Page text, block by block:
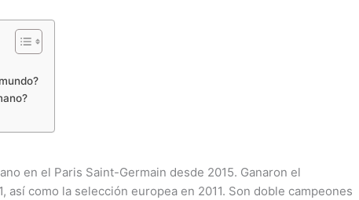
en el Paris Saint-Germain desde 2015. Ganaron el
así como la selección europea en 2011. Son doble campeones